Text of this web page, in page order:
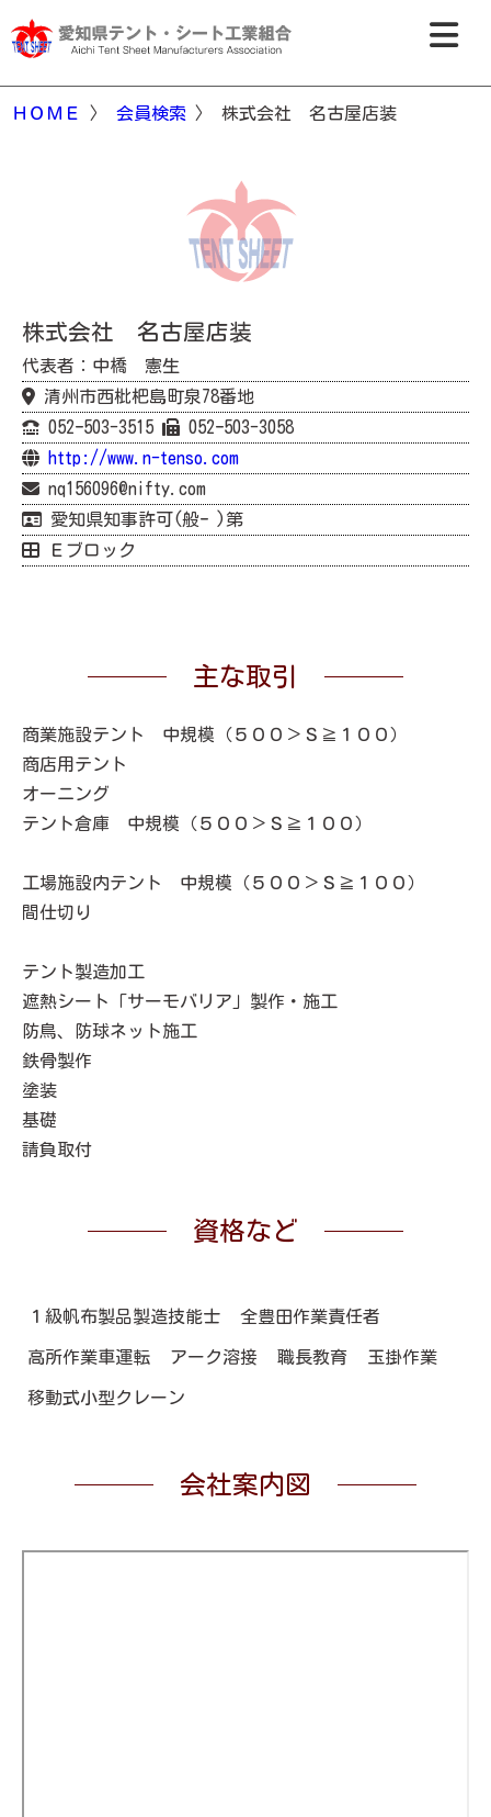
ＨＯＭＥ 〉 会員検索 〉 株式会社 名古屋店装
株式会社 名古屋店装
代表者：中橋 憲生
清州市西枇杷島町泉78番地
052ｰ503-3515
052ｰ503-3058
http://www.n-tenso.com
nq156096@nifty.com
愛知県知事許可(般ｰ )第
Ｅブロック
主な取引
商業施設テント 中規模（５００＞Ｓ≧１００）
商店用テント
オーニング
テント倉庫 中規模（５００＞Ｓ≧１００）
工場施設内テント 中規模（５００＞Ｓ≧１００）
間仕切り
テント製造加工
遮熱シート「サーモバリア」製作・施工
防鳥、防球ネット施工
鉄骨製作
塗装
基礎
請負取付
資格など
１級帆布製品製造技能士 全豊田作業責任者
高所作業車運転 アーク溶接 職長教育 玉掛作業
移動式小型クレーン
会社案内図